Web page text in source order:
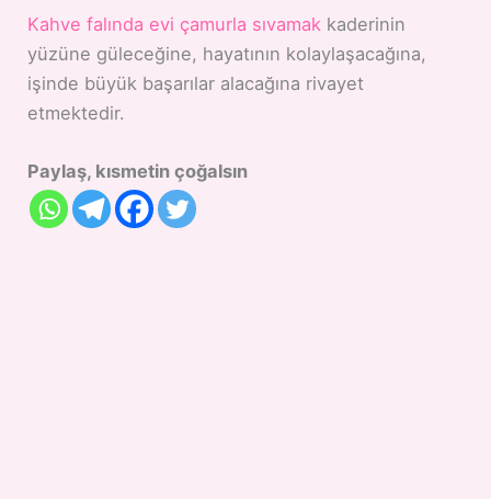
Kahve falında evi çamurla sıvamak kaderinin
yüzüne güleceğine, hayatının kolaylaşacağına,
işinde büyük başarılar alacağına rivayet
etmektedir.
Paylaş, kısmetin çoğalsın